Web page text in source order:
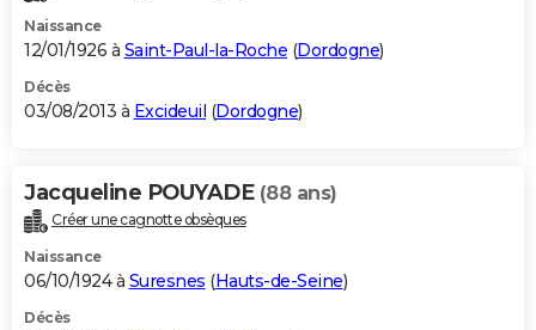
Naissance
12/01/1926 à Saint-Paul-la-Roche (Dordogne)
Décès
03/08/2013 à Excideuil (Dordogne)
Jacqueline POUYADE (88 ans)
Créer une cagnotte obsèques
Naissance
06/10/1924 à Suresnes (Hauts-de-Seine)
Décès